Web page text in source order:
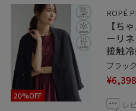
暑い夏にオススメなオンオフ
プです。
20%OFF
ROPÉ
【ち
ーリ
接触
ブラッ
¥6,398
レ